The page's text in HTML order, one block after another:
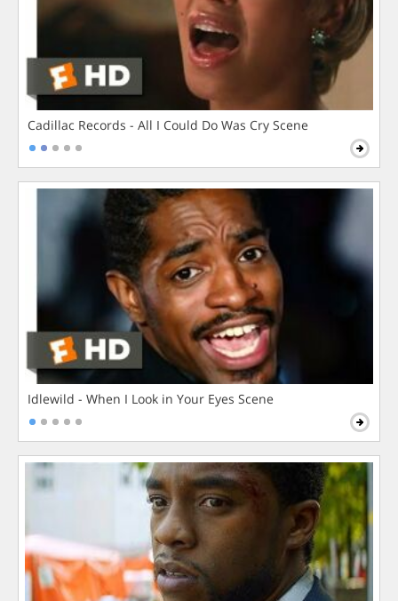
Cadillac Records - All I Could Do Was Cry Scene
Idlewild - When I Look in Your Eyes Scene